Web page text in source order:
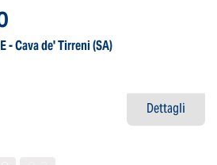
- Cava de' Tirreni(SA)
Dettagli